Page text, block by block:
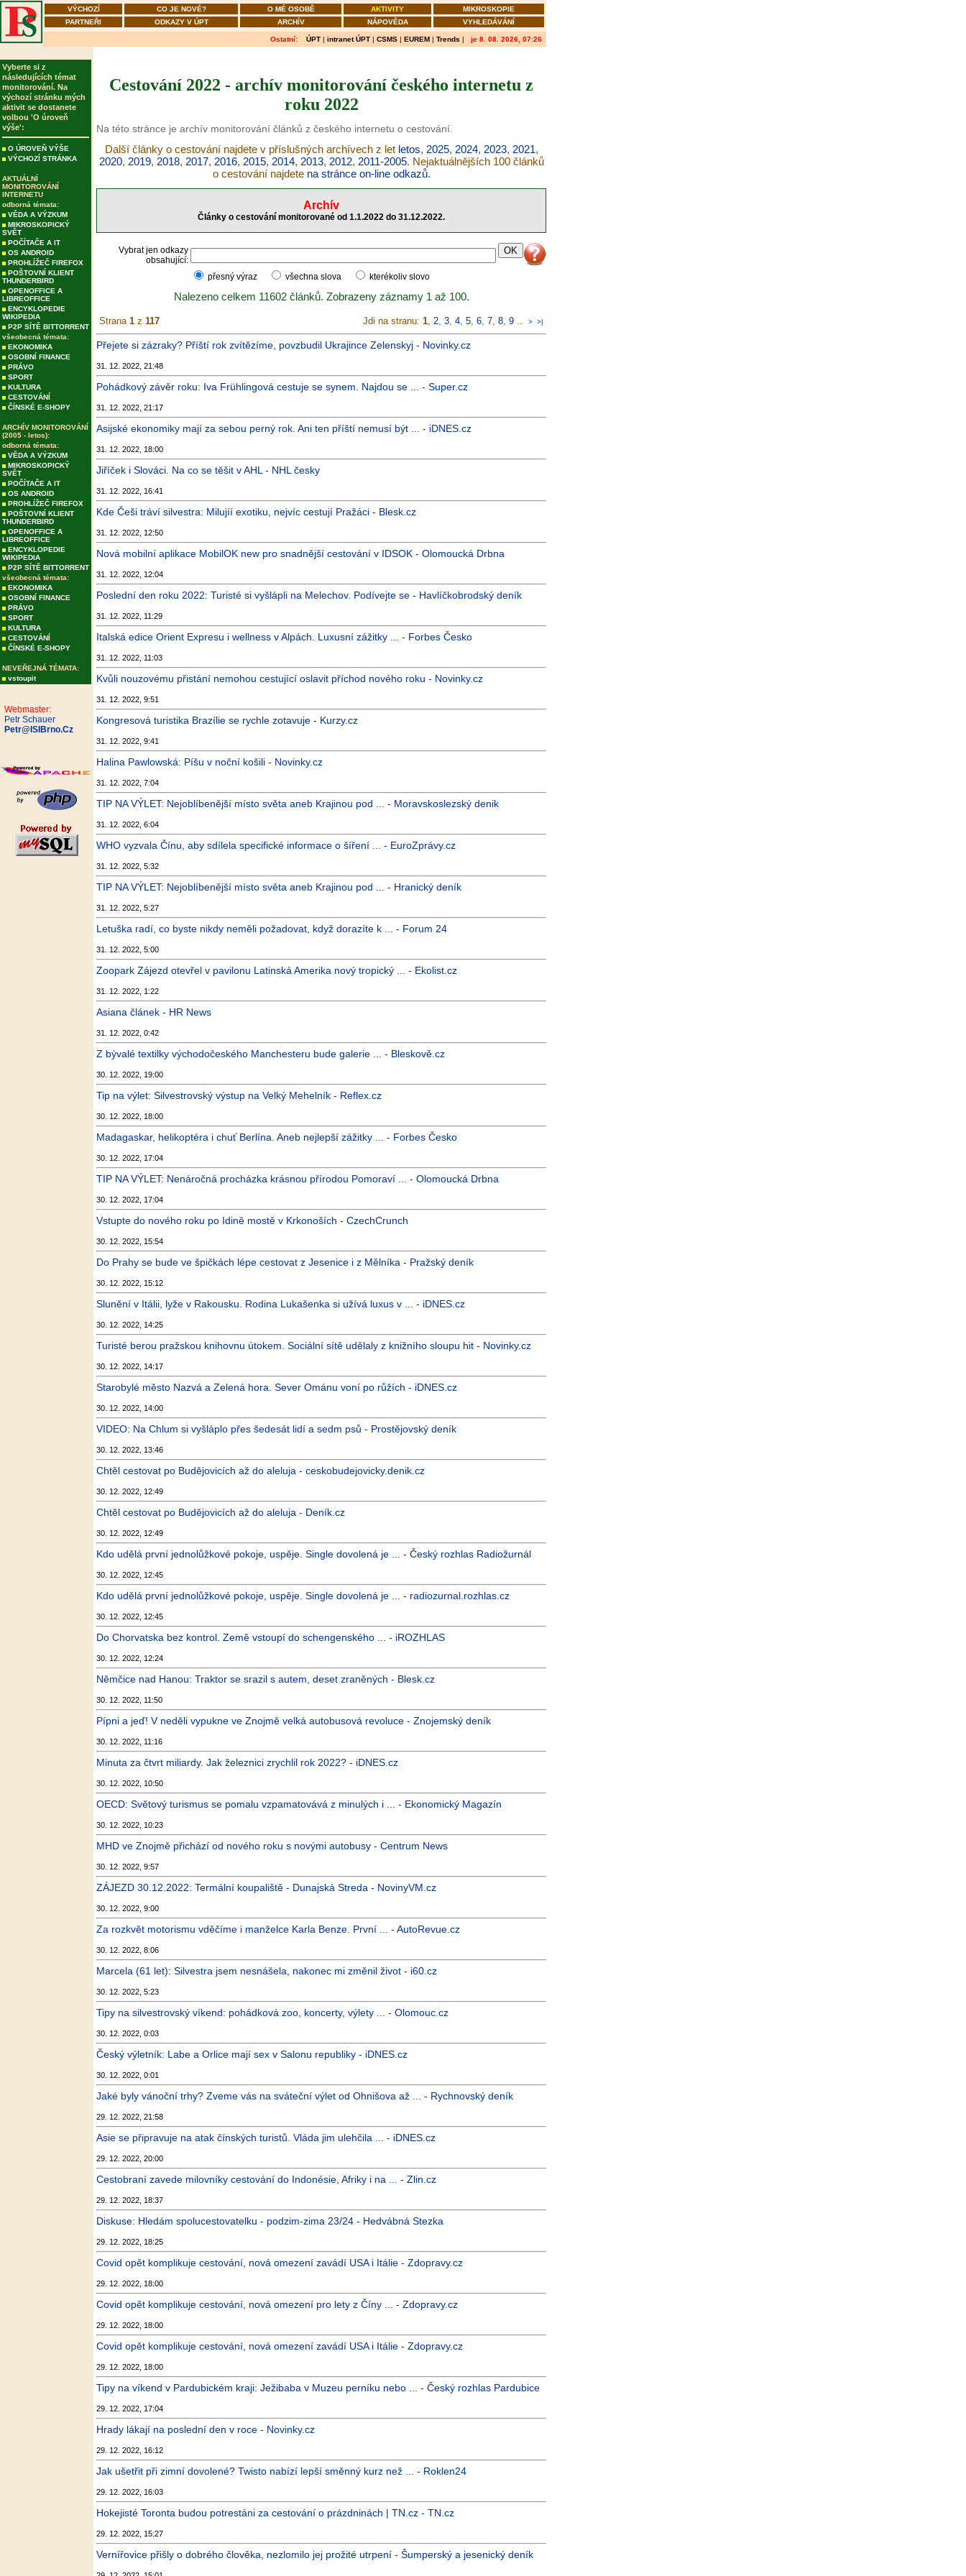
VÝCHOZÍ CO JE NOVÉ? O MÉ OSOBĚ AKTIVITY
MIKROSKOPIE
PARTNEŘI
ODKAZY V ÚPT ARCHÍV NÁPOVĚDA VYHLEDÁVÁNÍ
Ostatní: ÚPT | intranet ÚPT | CSMS | EUREM | Trends | je 8. 08. 2026, 07:26
Vyberte si z
následujících témat
monitorování. Na
výchozí stránku mých
aktivit se dostanete
volbou 'O úroveň
výše':
O ÚROVEŇ VÝŠE
VÝCHOZÍ STRÁNKA
AKTUÁLNÍ
MONITOROVÁNÍ
INTERNETU
odborná témata:
VĚDA A VÝZKUM
MIKROSKOPICKÝ
SVĚT
POČÍTAČE A IT
OS ANDROID
PROHLÍŽEČ FIREFOX
POŠTOVNÍ KLIENT
THUNDERBIRD
OPENOFFICE A
LIBREOFFICE
ENCYKLOPEDIE
WIKIPEDIA
P2P SÍTĚ BITTORRENT
všeobecná témata:
EKONOMIKA
OSOBNÍ FINANCE
PRÁVO
SPORT
KULTURA
CESTOVÁNÍ
ČÍNSKÉ E-SHOPY
ARCHÍV MONITOROVÁNÍ
(2005 - letos):
odborná témata:
VĚDA A VÝZKUM
MIKROSKOPICKÝ
SVĚT
POČÍTAČE A IT
OS ANDROID
PROHLÍŽEČ FIREFOX
POŠTOVNÍ KLIENT
THUNDERBIRD
OPENOFFICE A
LIBREOFFICE
ENCYKLOPEDIE
WIKIPEDIA
P2P SÍTĚ BITTORRENT
všeobecná témata:
EKONOMIKA
OSOBNÍ FINANCE
PRÁVO
SPORT
KULTURA
CESTOVÁNÍ
ČÍNSKÉ E-SHOPY
NEVEŘEJNÁ TÉMATA:
vstoupit
Webmaster:
Petr Schauer
Petr@ISIBrno.Cz
Cestování 2022 - archív monitorování českého internetu z
roku 2022
Na této stránce je archív monitorování článků z českého internetu o cestování.
Další články o cestování najdete v příslušných archívech z let letos, 2025, 2024, 2023, 2021,
2020, 2019, 2018, 2017, 2016, 2015, 2014, 2013, 2012, 2011-2005. Nejaktuálnějších 100 článků
o cestování najdete na stránce on-line odkazů.
Archív
Články o cestování monitorované od 1.1.2022 do 31.12.2022.
Vybrat jen odkazy
obsahující:
přesný výraz
všechna slova kterékoliv slovo
Nalezeno celkem 11602 článků. Zobrazeny záznamy 1 až 100.
Strana 1 z 117 Jdi na stranu: 1, 2, 3, 4, 5, 6, 7, 8, 9 .. > >|
Přejete si zázraky? Příští rok zvítězíme, povzbudil Ukrajince Zelenskyj - Novinky.cz
31. 12. 2022, 21:48
Pohádkový závěr roku: Iva Frühlingová cestuje se synem. Najdou se ... - Super.cz
31. 12. 2022, 21:17
Asijské ekonomiky mají za sebou perný rok. Ani ten příští nemusí být ... - iDNES.cz
31. 12. 2022, 18:00
Jiříček i Slováci. Na co se těšit v AHL - NHL česky
31. 12. 2022, 16:41
Kde Češi tráví silvestra: Milujíí exotiku, nejvíc cestují Pražáci - Blesk.cz
31. 12. 2022, 12:50
Nová mobilní aplikace MobilOK new pro snadnější cestování v IDSOK - Olomoucká Drbna
31. 12. 2022, 12:04
Poslední den roku 2022: Turisté si vyšlápli na Melechov. Podívejte se - Havlíčkobrodský deník
31. 12. 2022, 11:29
Italská edice Orient Expresu i wellness v Alpách. Luxusní zážitky ... - Forbes Česko
31. 12. 2022, 11:03
Kvůli nouzovému přistání nemohou cestující oslavit příchod nového roku - Novinky.cz
31. 12. 2022, 9:51
Kongresová turistika Brazílie se rychle zotavuje - Kurzy.cz
31. 12. 2022, 9:41
Halina Pawlowská: Píšu v noční košili - Novinky.cz
31. 12. 2022, 7:04
TIP NA VÝLET: Nejoblíbenější místo světa aneb Krajinou pod ... - Moravskoslezský denik
31. 12. 2022, 6:04
WHO vyzvala Čínu, aby sdílela specifické informace o šíření ... - EuroZprávy.cz
31. 12. 2022, 5:32
TIP NA VÝLET: Nejoblíbenější místo světa aneb Krajinou pod ... - Hranický deník
31. 12. 2022, 5:27
Letuška radí, co byste nikdy neměli požadovat, když dorazíte k ... - Forum 24
31. 12. 2022, 5:00
Zoopark Zájezd otevřel v pavilonu Latinská Amerika nový tropický ... - Ekolist.cz
31. 12. 2022, 1:22
Asiana článek - HR News
31. 12. 2022, 0:42
Z bývalé textilky východočeského Manchesteru bude galerie ... - Bleskově.cz
30. 12. 2022, 19:00
Tip na výlet: Silvestrovský výstup na Velký Mehelník - Reflex.cz
30. 12. 2022, 18:00
Madagaskar, helikoptéra i chuť Berlína. Aneb nejlepší zážitky ... - Forbes Česko
30. 12. 2022, 17:04
TIP NA VÝLET: Nenáročná procházka krásnou přírodou Pomoraví ... - Olomoucká Drbna
30. 12. 2022, 17:04
Vstupte do nového roku po Idině mostě v Krkonoších - CzechCrunch
30. 12. 2022, 15:54
Do Prahy se bude ve špičkách lépe cestovat z Jesenice i z Mělníka - Pražský deník
30. 12. 2022, 15:12
Slunění v Itálii, lyže v Rakousku. Rodina Lukašenka si užívá luxus v ... - iDNES.cz
30. 12. 2022, 14:25
Turisté berou pražskou knihovnu útokem. Sociální sítě udělaly z knižního sloupu hit - Novinky.cz
30. 12. 2022, 14:17
Starobylé město Nazvá a Zelená hora. Sever Ománu voní po růžích - iDNES.cz
30. 12. 2022, 14:00
VIDEO: Na Chlum si vyšláplo přes šedesát lidí a sedm psů - Prostějovský deník
30. 12. 2022, 13:46
Chtěl cestovat po Budějovicích až do aleluja - ceskobudejovicky.denik.cz
30. 12. 2022, 12:49
Chtěl cestovat po Budějovicích až do aleluja - Deník.cz
30. 12. 2022, 12:49
Kdo udělá první jednolůžkové pokoje, uspěje. Single dovolená je ... - Český rozhlas Radiožurnál
30. 12. 2022, 12:45
Kdo udělá první jednolůžkové pokoje, uspěje. Single dovolená je ... - radiozurnal.rozhlas.cz
30. 12. 2022, 12:45
Do Chorvatska bez kontrol. Země vstoupí do schengenského ... - iROZHLAS
30. 12. 2022, 12:24
Němčice nad Hanou: Traktor se srazil s autem, deset zraněných - Blesk.cz
30. 12. 2022, 11:50
Pípni a jeď! V neděli vypukne ve Znojmě velká autobusová revoluce - Znojemský deník
30. 12. 2022, 11:16
Minuta za čtvrt miliardy. Jak železnici zrychlil rok 2022? - iDNES.cz
30. 12. 2022, 10:50
OECD: Světový turismus se pomalu vzpamatovává z minulých i ... - Ekonomický Magazín
30. 12. 2022, 10:23
MHD ve Znojmě přichází od nového roku s novými autobusy - Centrum News
30. 12. 2022, 9:57
ZÁJEZD 30.12.2022: Termální koupaliště - Dunajská Streda - NovinyVM.cz
30. 12. 2022, 9:00
Za rozkvět motorismu vděčíme i manželce Karla Benze. První ... - AutoRevue.cz
30. 12. 2022, 8:06
Marcela (61 let): Silvestra jsem nesnášela, nakonec mi změnil život - i60.cz
30. 12. 2022, 5:23
Tipy na silvestrovský víkend: pohádková zoo, koncerty, výlety ... - Olomouc.cz
30. 12. 2022, 0:03
Český výletník: Labe a Orlice mají sex v Salonu republiky - iDNES.cz
30. 12. 2022, 0:01
Jaké byly vánoční trhy? Zveme vás na sváteční výlet od Ohnišova až ... - Rychnovský deník
29. 12. 2022, 21:58
Asie se připravuje na atak čínských turistů. Vláda jim ulehčila ... - iDNES.cz
29. 12. 2022, 20:00
Cestobraní zavede milovníky cestování do Indonésie, Afriky i na ... - Zlin.cz
29. 12. 2022, 18:37
Diskuse: Hledám spolucestovatelku - podzim-zima 23/24 - Hedvábná Stezka
29. 12. 2022, 18:25
Covid opět komplikuje cestování, nová omezení zavádí USA i Itálie - Zdopravy.cz
29. 12. 2022, 18:00
Covid opět komplikuje cestování, nová omezení pro lety z Číny ... - Zdopravy.cz
29. 12. 2022, 18:00
Covid opět komplikuje cestování, nová omezení zavádí USA i Itálie - Zdopravy.cz
29. 12. 2022, 18:00
Tipy na víkend v Pardubickém kraji: Ježibaba v Muzeu perníku nebo ... - Český rozhlas Pardubice
29. 12. 2022, 17:04
Hrady lákají na poslední den v roce - Novinky.cz
29. 12. 2022, 16:12
Jak ušetřit při zimní dovolené? Twisto nabízí lepší směnný kurz než ... - Roklen24
29. 12. 2022, 16:03
Hokejisté Toronta budou potrestáni za cestování o prázdninách | TN.cz - TN.cz
29. 12. 2022, 15:27
Vernířovice přišly o dobrého člověka, nezlomilo jej prožité utrpení - Šumperský a jesenický deník